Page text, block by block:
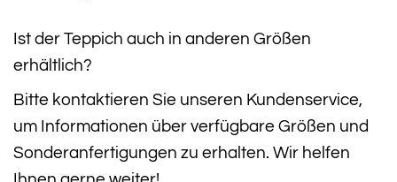
Ist der Teppich auch in anderen Größen
erhältlich?
Bitte kontaktieren Sie unseren Kundenservice,
um Informationen über verfügbare Größen und
Sonderanfertigungen zu erhalten. Wir helfen